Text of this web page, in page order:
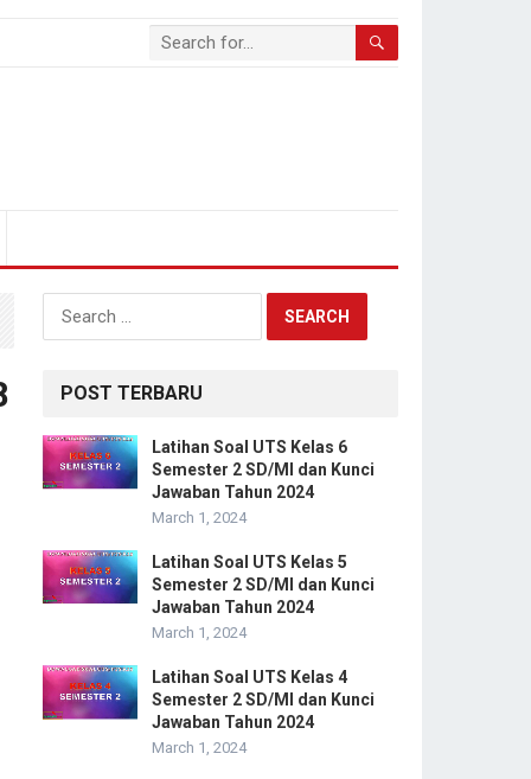
Search
for:
POST TERBARU
Latihan Soal UTS Kelas 6
Semester 2 SD/MI dan Kunci
Jawaban Tahun 2024
March 1, 2024
Latihan Soal UTS Kelas 5
Semester 2 SD/MI dan Kunci
Jawaban Tahun 2024
March 1, 2024
Latihan Soal UTS Kelas 4
Semester 2 SD/MI dan Kunci
Jawaban Tahun 2024
March 1, 2024